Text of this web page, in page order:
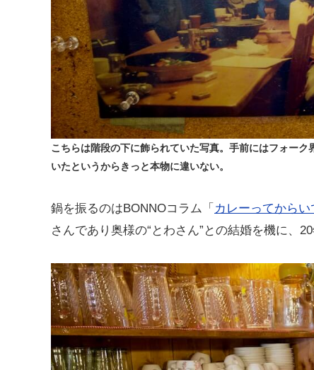
こちらは階段の下に飾られていた写真。手前にはフォー
いたというからきっと本物に違いない。
鍋を振るのはBONNOコラム「 カレーってからい
さんであり奥様の“とわさん”との結婚を機に、